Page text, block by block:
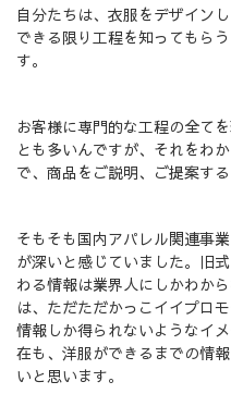
自分たちは、衣服をデザイン
できる限り工程を知ってもら
す。
お客様に専門的な工程の全て
とも多いんですが、それをわ
で、商品をご説明、ご提案する
そもそも国内アパレル関連事
が深いと感じていました。旧
わる情報は業界人にしかわか
は、ただただかっこイイプロ
情報しか得られないようなイ
在も、洋服ができるまでの情
いと思います。